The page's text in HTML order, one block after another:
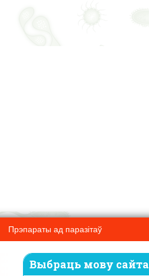
Прэпараты ад паразітаў
Выбраць мову сайта